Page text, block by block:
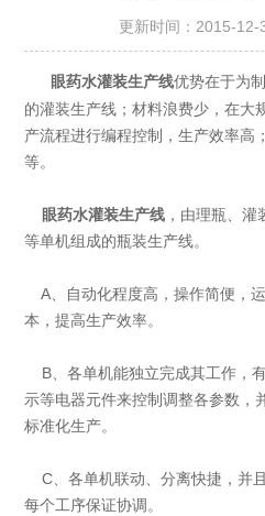
更新时间：2015-12-
眼药水灌装生产线优势在于为
的灌装生产线；材料浪费少，在大
产流程进行编程控制，生产效率高
等。
眼药水灌装生产线 ，由理瓶、
等单机组成的瓶装生产线。
A、自动化程度高，操作简便，
本，提高生产效率。
B、各单机能独立完成其工作，
示等电器元件来控制调整各参数，
标准化生产。
C、各单机联动、分离快捷，并
每个工序保证协调。